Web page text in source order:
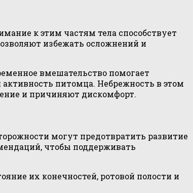
к этим частям тела способствует
избежать осложнений и
вмешательство помогает
питомца. Небрежность в этом
и причиняют дискомфорт.
могут предотвратить развитие
чтобы поддерживать
их конечностей, ротовой полости и